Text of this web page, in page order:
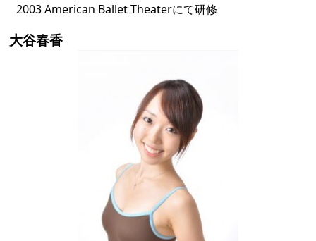
2003 American Ballet Theaterにて研修
大谷春香